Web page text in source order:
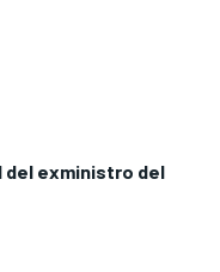
del exministro del